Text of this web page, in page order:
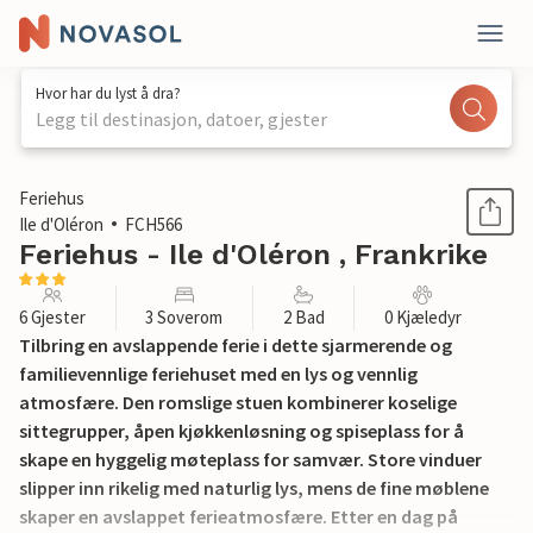
Hvor har du lyst å dra?
Legg til destinasjon, datoer, gjester
1 / 28
Feriehus
Ile d'Oléron
FCH566
Feriehus - Ile d'Oléron , Frankrike
6 Gjester 3 Soverom 2 Bad 0 Kjæledyr
Tilbring en avslappende ferie i dette sjarmerende og
familievennlige feriehuset med en lys og vennlig
atmosfære. Den romslige stuen kombinerer koselige
sittegrupper, åpen kjøkkenløsning og spiseplass for å
skape en hyggelig møteplass for samvær. Store vinduer
slipper inn rikelig med naturlig lys, mens de fine møblene
skaper en avslappet ferieatmosfære. Etter en dag på